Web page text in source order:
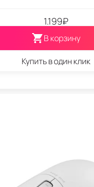
1.199₽
В корзину
Купить в один клик